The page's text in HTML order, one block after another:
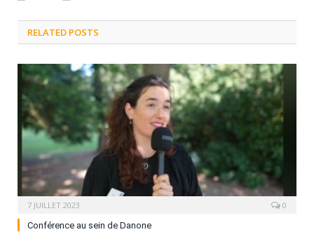
RELATED POSTS
7 JUILLET 2023
0
Conférence au sein de Danone